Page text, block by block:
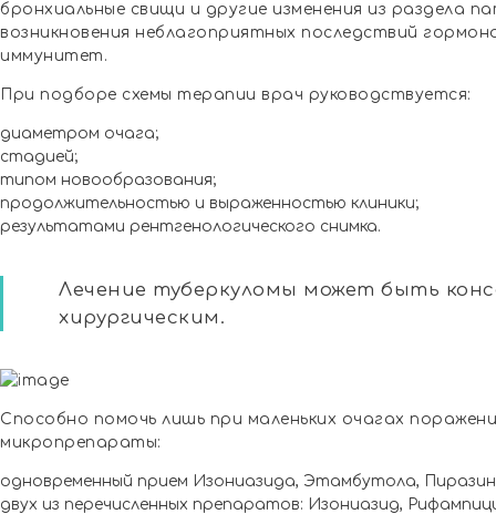
бронхиальные свищи и другие изменения из раздела
возникновения неблагоприятных последствий
иммунитет.
При подборе схемы терапии врач руководствуется:
диаметром очага;
стадией;
типом новообразования;
продолжительностью и выраженностью клиники;
результатами рентгенологического снимка.
Лечение туберкуломы может быть
хирургическим.
Способно помочь лишь при маленьких очагах
микропрепараты:
одновременный прием Изониазида, Этамбутола,
двух из перечисленных препаратов: Изониазид,